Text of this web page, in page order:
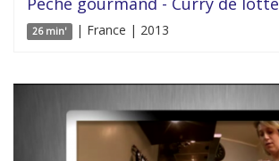
26 min' | France | 2013